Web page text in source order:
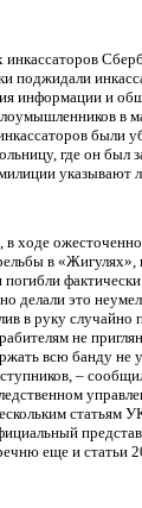
поджидали
информации и
в
были
где он
в ходе
в «Жигулях»,
погибли
делали это
в руку
не
всю банду не
–
статьям
еще и статьи